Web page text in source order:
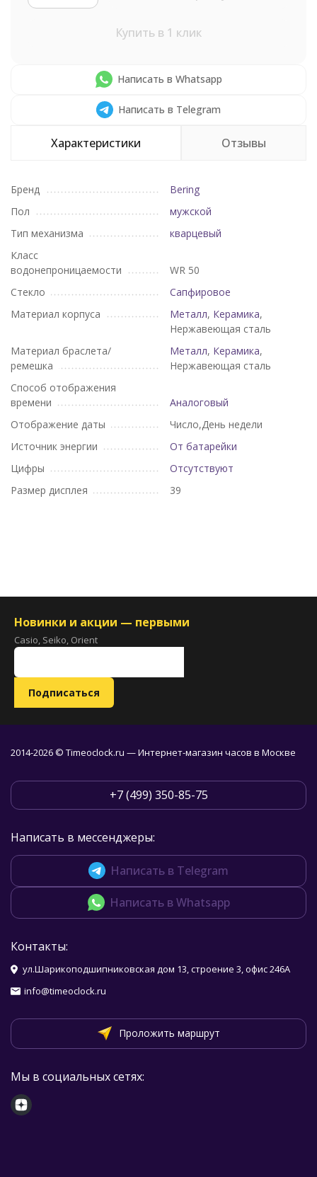
Купить в 1 клик
Написать в Whatsapp
Написать в Telegram
Характеристики Отзывы
Бренд
Bering
Пол
мужской
Тип механизма
кварцевый
Класс
водонепроницаемости
WR 50
Стекло
Сапфировое
Материал корпуса
Металл, Керамика,
Нержавеющая сталь
Материал браслета/
ремешка
Металл, Керамика,
Нержавеющая сталь
Способ отображения
времени
Аналоговый
Отображение даты
Число,День недели
Источник энергии
От батарейки
Цифры
Отсутствуют
Размер дисплея
39
Новинки и акции — первыми
Casio, Seiko, Orient
2014-2026 © Timeoclock.ru — Интернет-магазин часов в Москве
+7 (499) 350-85-75
Написать в мессенджеры:
Написать в Telegram
Написать в Whatsapp
Контакты:
ул.Шарикоподшипниковская дом 13, строение 3, офис 246А
info@timeoclock.ru
Проложить маршрут
Мы в социальных сетях: